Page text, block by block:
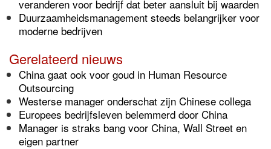
veranderen voor bedrijf dat beter aansluit bij waarden
Duurzaamheidsmanagement steeds belangrijker voor
moderne bedrijven
Gerelateerd nieuws
China gaat ook voor goud in Human Resource
Outsourcing
Westerse manager onderschat zijn Chinese collega
Europees bedrijfsleven belemmerd door China
Manager is straks bang voor China, Wall Street en
eigen partner